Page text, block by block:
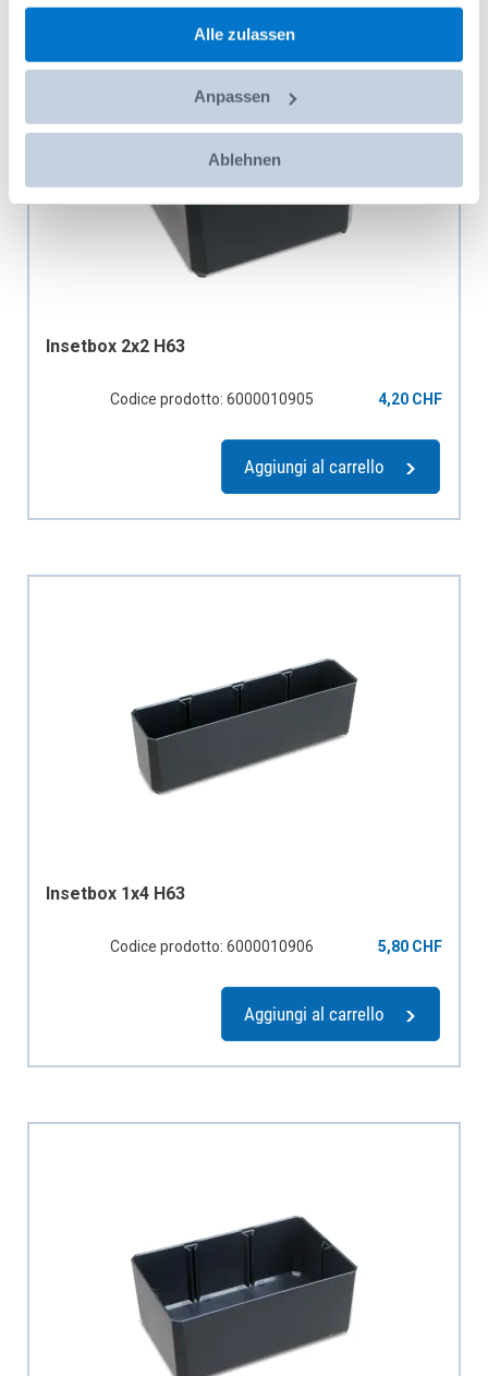
gesammelt haben.
Alle zulassen
Anpassen
Ablehnen
Insetbox 2x2 H63
Codice prodotto: 6000010905 4,20 CHF
Aggiungi al carrello
Insetbox 1x4 H63
Codice prodotto: 6000010906 5,80 CHF
Aggiungi al carrello